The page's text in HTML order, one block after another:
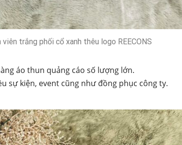
trắng phối cổ xanh thêu logo REECONS
áo thun quảng cáo số lượng lớn.
sự kiện, event cũng như đồng phục công ty.